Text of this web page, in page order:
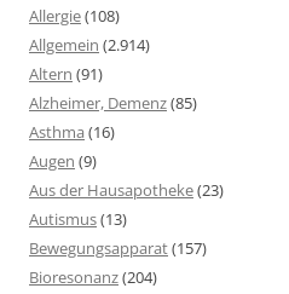
Allergie(108)
Allgemein (2.914)
Altern (91)
Alzheimer, Demenz(85)
Asthma (16)
Augen (9)
Aus der Hausapotheke(23)
Autismus(13)
Bewegungsapparat(157)
Bioresonanz(204)